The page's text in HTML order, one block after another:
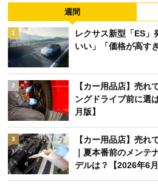
週間
1
レクサス新型「ES」
いい」「価格が高す
2
【カー用品店】売れ
ングドライブ前に選
月版】
3
【カー用品店】売れ
｜夏本番前のメンテ
デルは？【2026年6月